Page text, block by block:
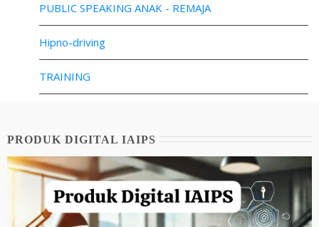
PUBLIC SPEAKING ANAK - REMAJA
Hipno-driving
TRAINING
PRODUK DIGITAL IAIPS